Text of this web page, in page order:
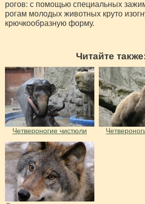
рогов: с помощью специальных
рогам молодых животных круто
крючкообразную форму.
Читайте
Четвероногие чистюли